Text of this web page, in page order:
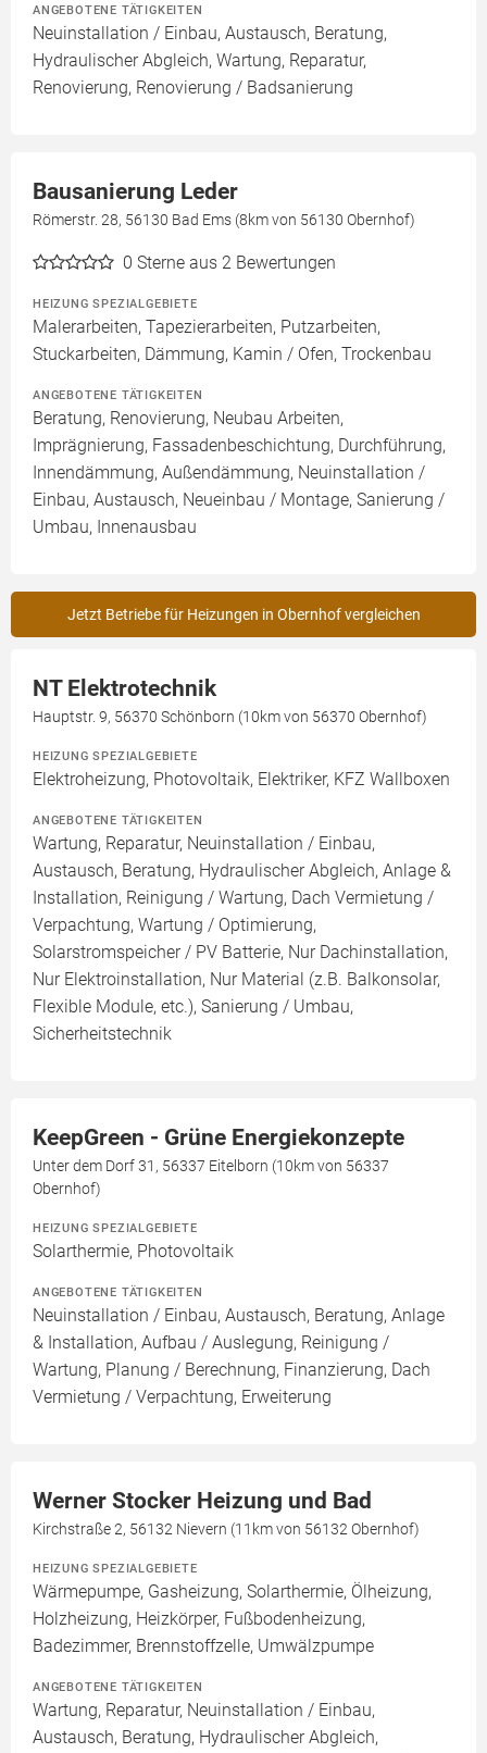
ANGEBOTENE TÄTIGKEITEN
Neuinstallation / Einbau, Austausch, Beratung,
Hydraulischer Abgleich, Wartung, Reparatur,
Renovierung, Renovierung / Badsanierung
Bausanierung Leder
Römerstr. 28, 56130 Bad Ems (8km von 56130 Obernhof)
0 Sterne aus 2 Bewertungen
HEIZUNG SPEZIALGEBIETE
Malerarbeiten, Tapezierarbeiten, Putzarbeiten,
Stuckarbeiten, Dämmung, Kamin / Ofen, Trockenbau
ANGEBOTENE TÄTIGKEITEN
Beratung, Renovierung, Neubau Arbeiten,
Imprägnierung, Fassadenbeschichtung, Durchführung,
Innendämmung, Außendämmung, Neuinstallation /
Einbau, Austausch, Neueinbau / Montage, Sanierung /
Umbau, Innenausbau
Jetzt Betriebe für Heizungen in Obernhof vergleichen
NT Elektrotechnik
Hauptstr. 9, 56370 Schönborn (10km von 56370 Obernhof)
HEIZUNG SPEZIALGEBIETE
Elektroheizung, Photovoltaik, Elektriker, KFZ Wallboxen
ANGEBOTENE TÄTIGKEITEN
Wartung, Reparatur, Neuinstallation / Einbau,
Austausch, Beratung, Hydraulischer Abgleich, Anlage &
Installation, Reinigung / Wartung, Dach Vermietung /
Verpachtung, Wartung / Optimierung,
Solarstromspeicher / PV Batterie, Nur Dachinstallation,
Nur Elektroinstallation, Nur Material (z.B. Balkonsolar,
Flexible Module, etc.), Sanierung / Umbau,
Sicherheitstechnik
KeepGreen - Grüne Energiekonzepte
Unter dem Dorf 31, 56337 Eitelborn (10km von 56337
Obernhof)
HEIZUNG SPEZIALGEBIETE
Solarthermie, Photovoltaik
ANGEBOTENE TÄTIGKEITEN
Neuinstallation / Einbau, Austausch, Beratung, Anlage
& Installation, Aufbau / Auslegung, Reinigung /
Wartung, Planung / Berechnung, Finanzierung, Dach
Vermietung / Verpachtung, Erweiterung
Werner Stocker Heizung und Bad
Kirchstraße 2, 56132 Nievern (11km von 56132 Obernhof)
HEIZUNG SPEZIALGEBIETE
Wärmepumpe, Gasheizung, Solarthermie, Ölheizung,
Holzheizung, Heizkörper, Fußbodenheizung,
Badezimmer, Brennstoffzelle, Umwälzpumpe
ANGEBOTENE TÄTIGKEITEN
Wartung, Reparatur, Neuinstallation / Einbau,
Austausch, Beratung, Hydraulischer Abgleich,